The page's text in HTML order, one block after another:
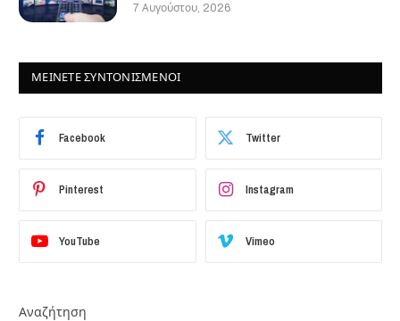
7 Αυγούστου, 2026
ΜΕΙΝΕΤΕ ΣΥΝΤΟΝΙΣΜΕΝΟΙ
Facebook Twitter
Pinterest Instagram
YouTube Vimeo
Αναζήτηση